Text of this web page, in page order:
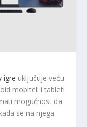
igre uključuje veću
mobiteli i tableti
mogućnost da
se na njega